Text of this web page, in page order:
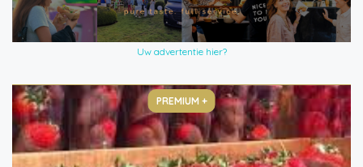
Uw advertentie hier?
PREMIUM +